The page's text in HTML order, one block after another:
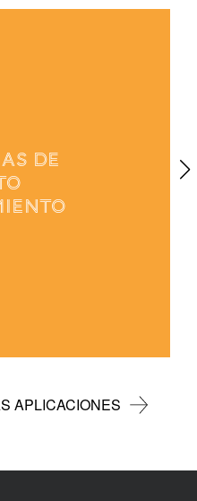
DE
APLICACIONES